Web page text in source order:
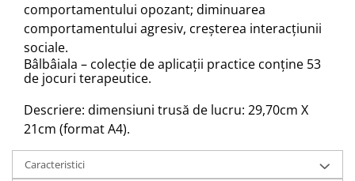
comportamentului opozant; diminuarea
comportamentului agresiv, creșterea interacțiunii
sociale.
Bâlbâiala – colecție de aplicații practice conține 53
de jocuri terapeutice.
Descriere: dimensiuni trusă de lucru: 29,70cm X
21cm (format A4).
Caracteristici